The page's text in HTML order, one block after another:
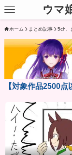
ウマ
ホーム まとめ記事 5ch、
【対象作品2500